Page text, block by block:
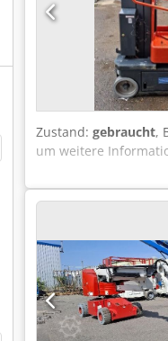
Zustand: gebraucht,
um weitere